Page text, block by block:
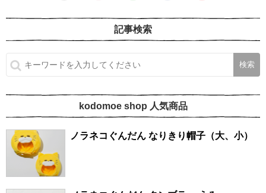
記事検索
kodomoe shop 人気商品
ノラネコぐんだん なりきり帽子（大、小）